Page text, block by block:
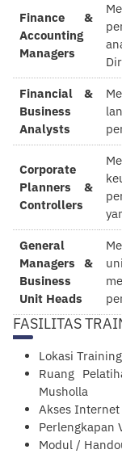
Finance &
Accounting
Managers
Financial &
Business
Analysts
Corporate
Planners &
Controllers
General
Managers &
Business
Unit Heads
FASILITAS
Lokasi
Ruang
Musholla
Akses Internet
Perlengkapan
Modul /